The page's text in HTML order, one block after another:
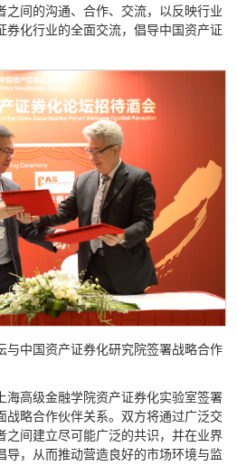
之间的沟通、合作、交流，以反映行业
化行业的全面交流， 倡导中国资产证
与中国资产证券化研究院签署战略合作
海高级金融学院资产证券化实验室签署
战略合作伙伴关系。双方将通过广泛交
之间建立尽可能广泛的共识，并在业界
导，从而推动营造良好的市场环境与监